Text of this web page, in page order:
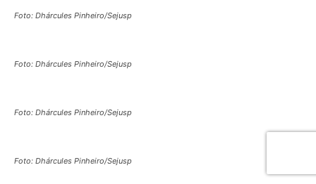
Foto: Dhárcules Pinheiro/Sejusp
Foto: Dhárcules Pinheiro/Sejusp
Foto: Dhárcules Pinheiro/Sejusp
Foto: Dhárcules Pinheiro/Sejusp